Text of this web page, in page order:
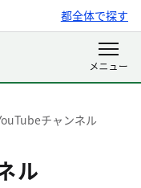
都全体で探す
チャンネル
ル